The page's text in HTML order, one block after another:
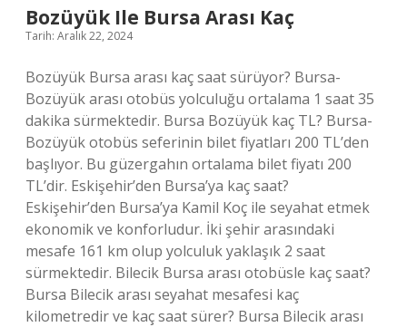
Bozüyük Ile Bursa Arası Kaç
Tarih: Aralık 22, 2024
Bozüyük Bursa arası kaç saat sürüyor? Bursa-
Bozüyük arası otobüs yolculuğu ortalama 1 saat 35
dakika sürmektedir. Bursa Bozüyük kaç TL? Bursa-
Bozüyük otobüs seferinin bilet fiyatları 200 TL’den
başlıyor. Bu güzergahın ortalama bilet fiyatı 200
TL’dir. Eskişehir’den Bursa’ya kaç saat?
Eskişehir’den Bursa’ya Kamil Koç ile seyahat etmek
ekonomik ve konforludur. İki şehir arasındaki
mesafe 161 km olup yolculuk yaklaşık 2 saat
sürmektedir. Bilecik Bursa arası otobüsle kaç saat?
Bursa Bilecik arası seyahat mesafesi kaç
kilometredir ve kaç saat sürer? Bursa Bilecik arası